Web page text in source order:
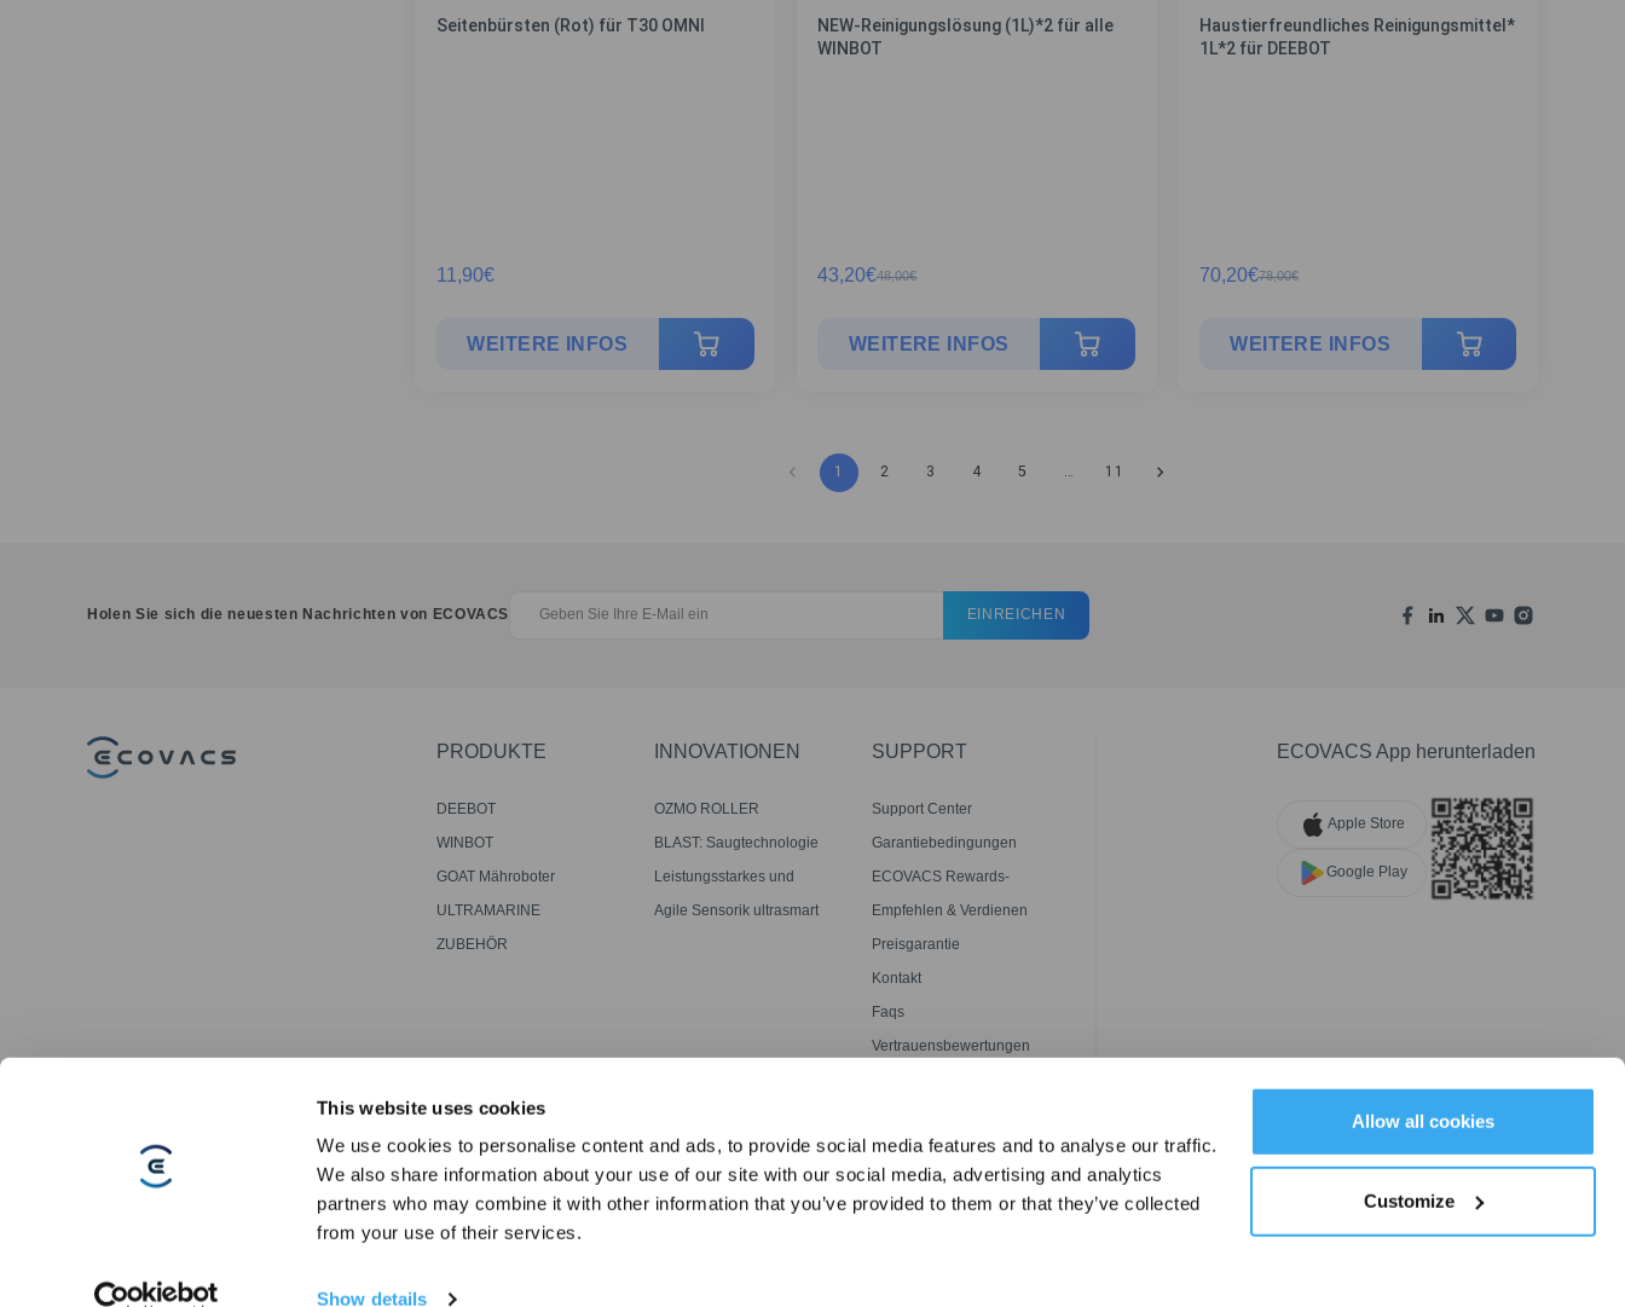
This website uses cookies
We use cookies to personalise content and ads, to provide social media features and to analyse our traffic.
We also share information about your use of our site with our social media, advertising and analytics
partners who may combine it with other information that you’ve provided to them or that they’ve collected
from your use of their services.
Show details
Allow all cookies
Customize
Seitenbürsten (Rot) für T30 OMNI
11,90€
WEITERE INFOS
NEW-Reinigungslösung (1L)*2 für alle
WINBOT
43,20€48,00€
WEITERE INFOS
Haustierfreundliches Reinigungsmittel*
1L*2 für DEEBOT
70,20€78,00€
WEITERE INFOS
1 2 3 4 5 … 11
Holen Sie sich die neuesten Nachrichten von ECOVACS EINREICHEN
PRODUKTE
DEEBOT
Saug-/Wischroboter
WINBOT
Fensterputzroboter
GOAT Mähroboter
ULTRAMARINE
ZUBEHÖR
INNOVATIONEN
OZMO ROLLER
Wischwalze
BLAST: Saugtechnologie
mit großem Luftstrom
Leistungsstarkes und
genaues Mähen mit Tempo
Agile Sensorik ultrasmart
SUPPORT
Support Center
Garantiebedingungen
ECOVACS Rewards-
MITGLIEDSCHAFTSBEDINGUNGEN
Empfehlen & Verdienen
Preisgarantie
Kontakt
Faqs
Vertrauensbewertungen
ECOVACS App herunterladen
Apple Store
Google Play
Copyright ©2026 ECOVACS Alle Rechte vorbehalten.
Cookie Set | Standort ändern DE